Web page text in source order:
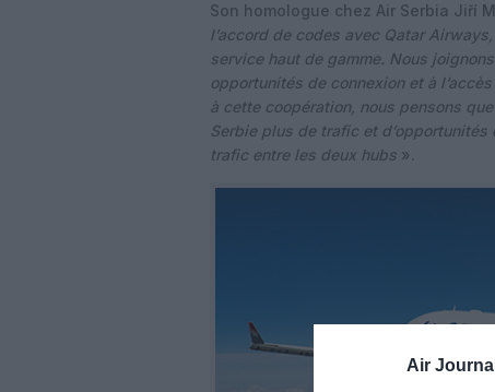
Air
Son homologue chez Air Serbia Jiří
l’accord de codes avec Qatar
service haut de gamme. Nous
opportunités de connexion et à
à cette coopération, nous pensons
Serbie plus de trafic et
trafic entre les deux hubs ».